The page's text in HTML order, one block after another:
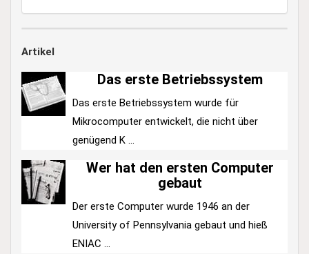
Artikel
Das erste Betriebssystem
Das erste Betriebssystem wurde für
Mikrocomputer entwickelt, die nicht über
genügend K ...
Wer hat den ersten Computer
gebaut
Der erste Computer wurde 1946 an der
University of Pennsylvania gebaut und hieß
ENIAC ...